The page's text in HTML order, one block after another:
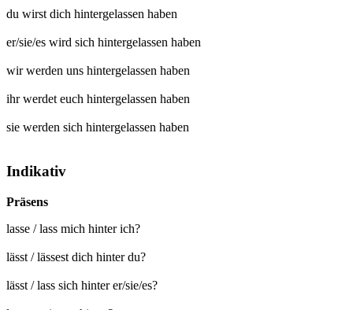
du wirst dich hintergelassen haben
er/sie/es wird sich hintergelassen haben
wir werden uns hintergelassen haben
ihr werdet euch hintergelassen haben
sie werden sich hintergelassen haben
Indikativ
Präsens
lasse / lass mich hinter ich?
lässt / lässest dich hinter du?
lässt / lass sich hinter er/sie/es?